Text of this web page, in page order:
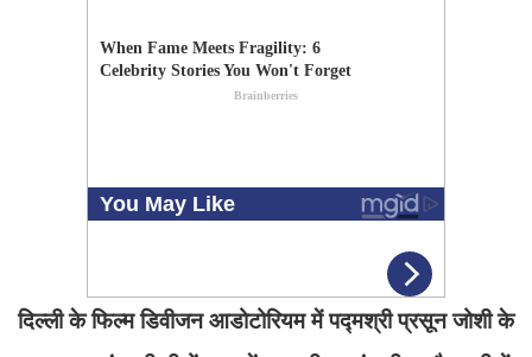
दिल्ली के फिल्म डिवीजन आडोटोरियम में पद्मश्री प्रसून जोशी के